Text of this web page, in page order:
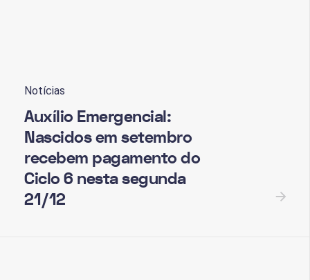
Notícias
Auxílio Emergencial:
Nascidos em setembro
recebem pagamento do
Ciclo 6 nesta segunda
21/12